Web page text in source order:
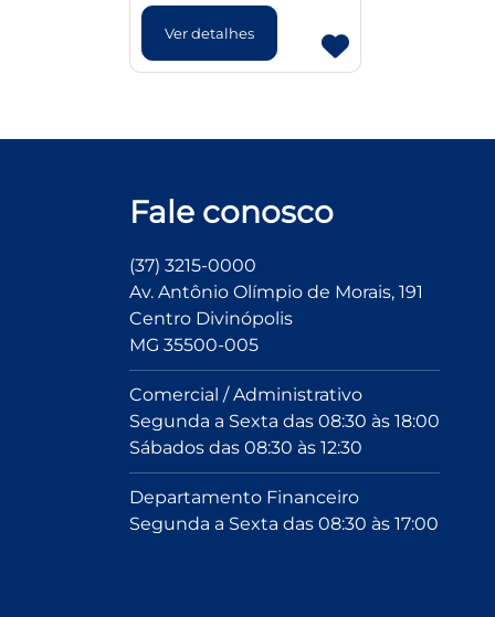
Ver detalhes
Fale conosco
(37) 3215-0000
Av. Antônio Olímpio de Morais, 191
Centro Divinópolis
MG 35500-005
Comercial / Administrativo
Segunda a Sexta das 08:30 às 18:00
Sábados das 08:30 às 12:30
Departamento Financeiro
Segunda a Sexta das 08:30 às 17:00